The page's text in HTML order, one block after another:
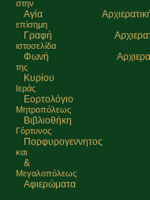
στην
επίσημη
ιστοσελίδα
της
Ιεράς
Μητρoπόλεως
Γόρτυνος
και
Μεγαλοπόλεως
Αγία
Γραφή
Φωνή
Κυρίου
Εορτολόγιο
Βιβλιοθήκη
Πορφυρογεννητος
&
Αφιερώματα